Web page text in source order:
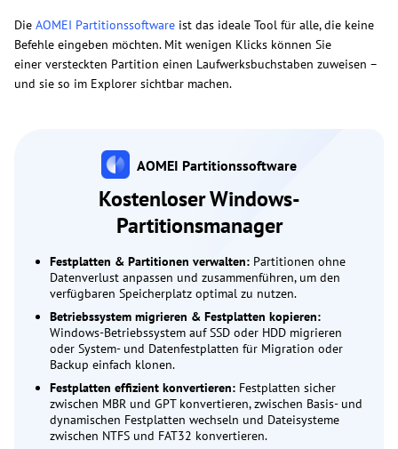
Die AOMEI Partitionssoftware ist das ideale Tool für alle, die keine
Befehle eingeben möchten. Mit wenigen Klicks können Sie
einer versteckten Partition einen Laufwerksbuchstaben zuweisen –
und sie so im Explorer sichtbar machen.
AOMEI Partitionssoftware
Kostenloser Windows-
Partitionsmanager
Festplatten & Partitionen verwalten: Partitionen ohne
Datenverlust anpassen und zusammenführen, um den
verfügbaren Speicherplatz optimal zu nutzen.
Betriebssystem migrieren & Festplatten kopieren:
Windows-Betriebssystem auf SSD oder HDD migrieren
oder System- und Datenfestplatten für Migration oder
Backup einfach klonen.
Festplatten effizient konvertieren: Festplatten sicher
zwischen MBR und GPT konvertieren, zwischen Basis- und
dynamischen Festplatten wechseln und Dateisysteme
zwischen NTFS und FAT32 konvertieren.